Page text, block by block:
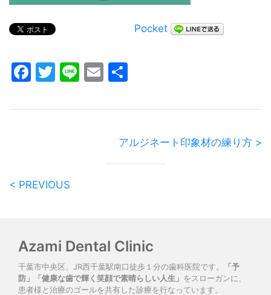
Pocket
Facebook
Twitter
LineEmail
アルジネート印象材の練り方 >
< PREVIOUS
Azami Dental Clinic
千葉市中央区、JR西千葉駅南口徒歩１分の歯科医院です。
「予
防」「健康な歯で輝く笑顔で素晴らしい人生」 をスローガンに、
患者様と治療のゴールを共有した診療を行なっています。